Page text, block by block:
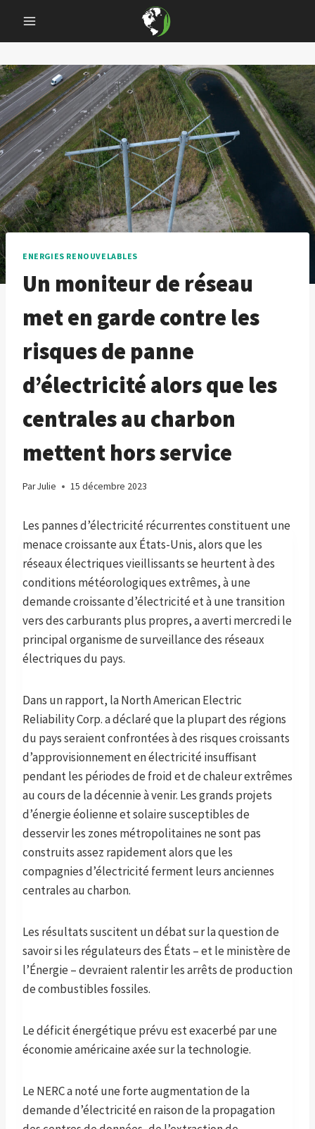
content
ENERGIES RENOUVELABLES
Un moniteur de réseau
met en garde contre les
risques de panne
d’électricité alors que les
centrales au charbon
mettent hors service
ParJulie 15 décembre 2023
Les pannes d’électricité récurrentes constituent une
menace croissante aux États-Unis, alors que les
réseaux électriques vieillissants se heurtent à des
conditions météorologiques extrêmes, à une
demande croissante d’électricité et à une transition
vers des carburants plus propres, a averti mercredi le
principal organisme de surveillance des réseaux
électriques du pays.
Dans un rapport, la North American Electric
Reliability Corp. a déclaré que la plupart des régions
du pays seraient confrontées à des risques croissants
d’approvisionnement en électricité insuffisant
pendant les périodes de froid et de chaleur extrêmes
au cours de la décennie à venir. Les grands projets
d’énergie éolienne et solaire susceptibles de
desservir les zones métropolitaines ne sont pas
construits assez rapidement alors que les
compagnies d’électricité ferment leurs anciennes
centrales au charbon.
Les résultats suscitent un débat sur la question de
savoir si les régulateurs des États – et le ministère de
l’Énergie – devraient ralentir les arrêts de production
de combustibles fossiles.
Le déficit énergétique prévu est exacerbé par une
économie américaine axée sur la technologie.
Le NERC a noté une forte augmentation de la
demande d’électricité en raison de la propagation